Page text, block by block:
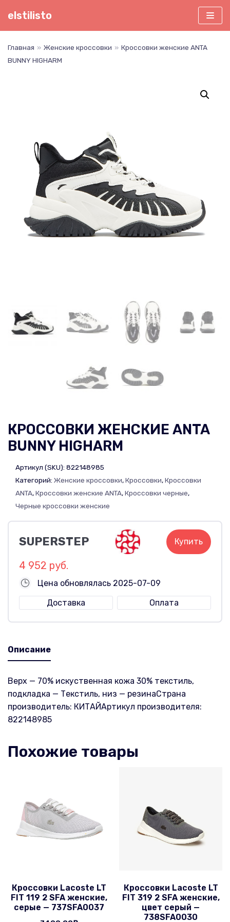
Перейти
elstilisto
Главная » Женские кроссовки » Кроссовки женские ANTA
BUNNY HIGHARM
КРОССОВКИ ЖЕНСКИЕ ANTA
BUNNY HIGHARM
Артикул (SKU): 822148985
Категорий: Женские кроссовки,Кроссовки,Кроссовки
ANTA,Кроссовки женские ANTA,Кроссовки черные,
Черные кроссовки женские
SUPERSTEP Купить
4 952 руб.
Цена обновлялась 2025-07-09
Доставка
Оплата
Описание
Верх — 70% искуственная кожа 30% текстиль,
подкладка — Текстиль, низ — резинаСтрана
производитель: КИТАЙАртикул производителя:
822148985
Похожие товары
Кроссовки Lacoste LT
FIT 119 2 SFA женские,
серые — 737SFA0037
Кроссовки Lacoste LT
FIT 319 2 SFA женские,
цвет серый —
738SFA0030